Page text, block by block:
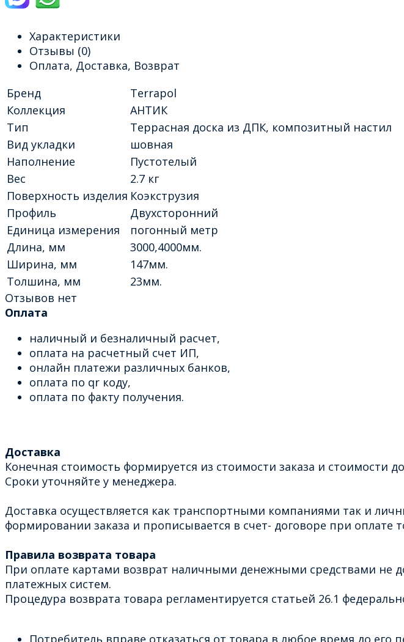
Характеристики
Отзывы (0)
Оплата, Доставка, Возврат
Бренд
Terrapol
Коллекция
АНТИК
Тип
Террасная доска из ДПК, композитный настил
Вид укладки
шовная
Наполнение
Пустотелый
Вес
2.7 кг
Поверхность изделия Коэкструзия
Профиль
Двухсторонний
Единица измерения
погонный метр
Длина, мм
3000,4000мм.
Ширина, мм
147мм.
Толшина, мм
23мм.
Отзывов нет
Оплата
наличный и безналичный расчет,
оплата на расчетный счет ИП,
онлайн платежи различных банков,
оплата по qr коду,
оплата по факту получения.
Доставка
Конечная стоимость формируется из стоимости заказа и
Сроки уточняйте у менеджера.
Доставка осуществляется как транспортными компаниями так и
формировании заказа и прописывается в счет- договоре при оплате
Правила возврата товара
При оплате картами возврат наличными денежными средствами не
платежных систем.
Процедура возврата товара регламентируется статьей 26.1
Потребитель вправе отказаться от товара в любое время до его